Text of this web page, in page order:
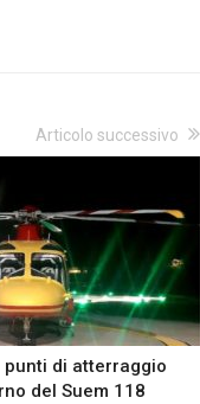
Articolo successivo
punti di atterraggio
del Suem 118